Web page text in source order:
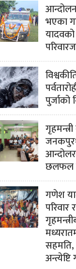
भएका
पुर्जाको
छलफल
गणेश
परिवार र